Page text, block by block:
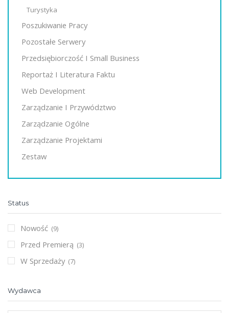
Turystyka
Poszukiwanie Pracy
Pozostałe Serwery
Przedsiębiorczość I Small Business
Reportaż I Literatura Faktu
Web Development
Zarządzanie I Przywództwo
Zarządzanie Ogólne
Zarządzanie Projektami
Zestaw
Status
Nowość (9)
Przed Premierą (3)
W Sprzedaży (7)
Wydawca